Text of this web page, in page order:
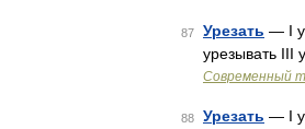
87 Урезать — I
урезывать III
Современный
88 Урезать — I